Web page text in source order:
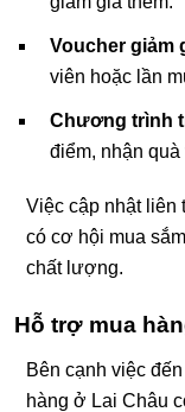
Voucher giảm
viên hoặc lần
Chương trình
điểm, nhận
Việc cập nhật liên
có cơ hội mua
chất lượng.
Hỗ trợ mua
Bên cạnh việc
hàng ở Lai Châu